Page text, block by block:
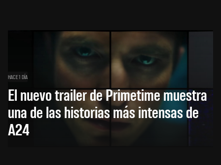
HACE 1 DÍA
El nuevo trailer de Primetime muestra
una de las historias más intensas de
A24